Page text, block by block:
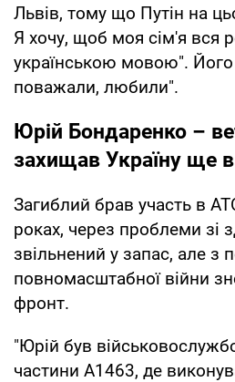
Львів, тому що Путін на
Я хочу, щоб моя сім'я вся
українською мовою". Його
поважали, любили".
Юрій Бондаренко –
захищав Україну ще
Загиблий брав участь в
роках, через проблеми зі
звільнений у запас, але з
повномасштабної війни
фронт.
"Юрій був
частини А1463, де